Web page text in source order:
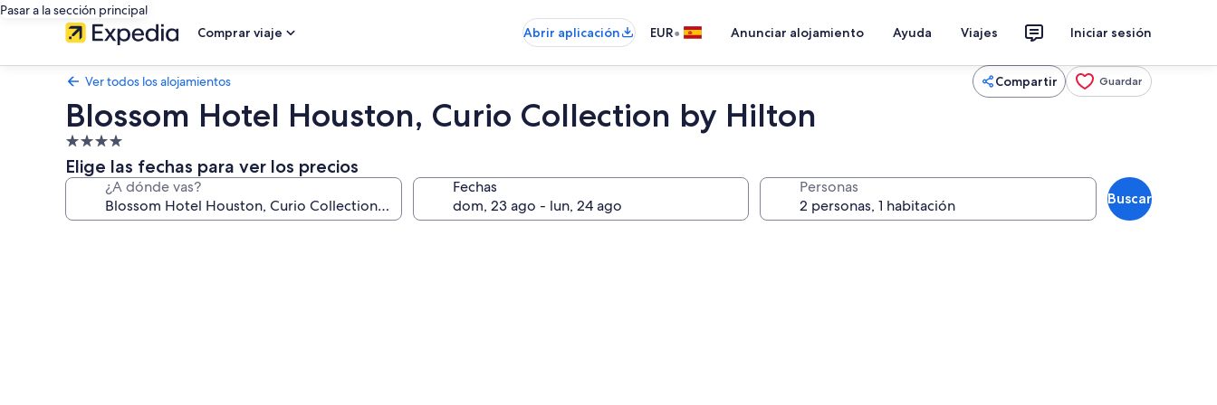
Pasar a la sección principal
Comprar viaje
Abrir aplicación EUR• Anunciar alojamiento Ayuda Viajes Iniciar sesión
Ver todos los alojamientos Compartir Guardar
Blossom Hotel Houston, Curio Collection by Hilton
Alojamiento
de
4.0 estrellas
Elige las fechas para ver los precios
¿A dónde vas? Fechas Personas
Buscar